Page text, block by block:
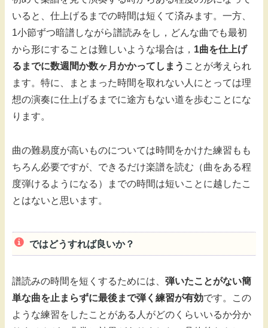
いると、仕上げるまでの時間は短くて済みます。一方、
1小節ずつ暗譜しながら譜読みをし，どんな曲でも最初
から形にすることは難しいような場合は， 1曲を仕上げ
るまでに数週間か数ヶ月かかってしまう ことが考えられ
ます。特に、まとまった時間を取れない人にとっては理
想の演奏に仕上げるまでに途方もない道を歩むことにな
ります。
曲の難易度が高いものについては時間をかけた練習もも
ちろん必要ですが、できるだけ楽譜を読む（曲をある程
度弾けるようになる）までの時間は短いことに越したこ
とはないと思います。
ではどうすれば良いか？
譜読みの時間を短くするためには、 弾いたことがない簡
単な曲を止まらずに最後まで弾く練習が有効です。この
ような練習をしたことがある人がどのくらいいるか分か